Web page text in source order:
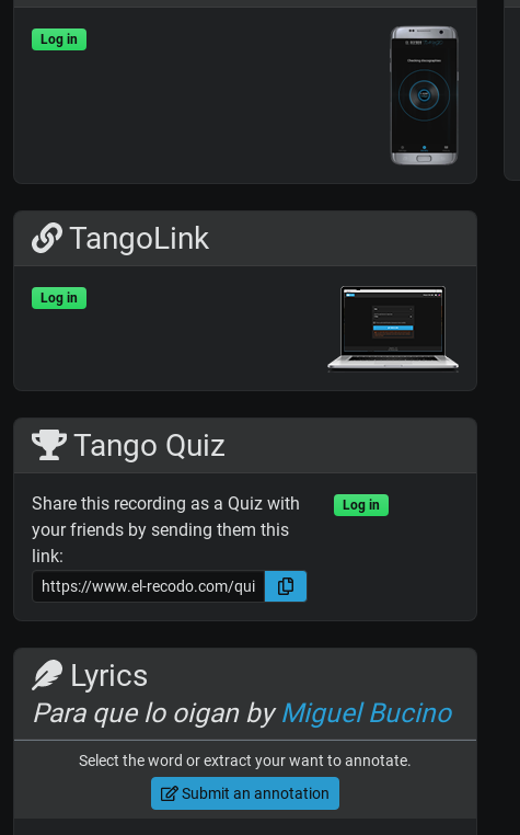
Log in
TangoLink
Log in
Tango Quiz
Share this recording as a Quiz with
your friends by sending them this
link:
Log in
Lyrics
Para que lo oigan byMiguel Bucino
Select the word or extract your want to annotate.
Submit an annotation